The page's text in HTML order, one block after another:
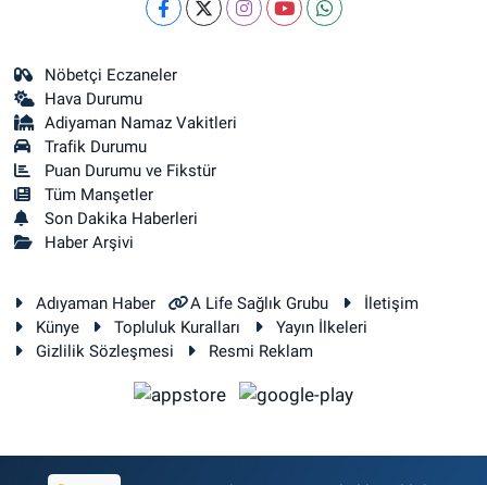
Nöbetçi Eczaneler
Hava Durumu
Adiyaman Namaz Vakitleri
Trafik Durumu
Puan Durumu ve Fikstür
Tüm Manşetler
Son Dakika Haberleri
Haber Arşivi
Adıyaman Haber A Life Sağlık Grubu
İletişim
Künye
Topluluk Kuralları
Yayın İlkeleri
Gizlilik Sözleşmesi
Resmi Reklam